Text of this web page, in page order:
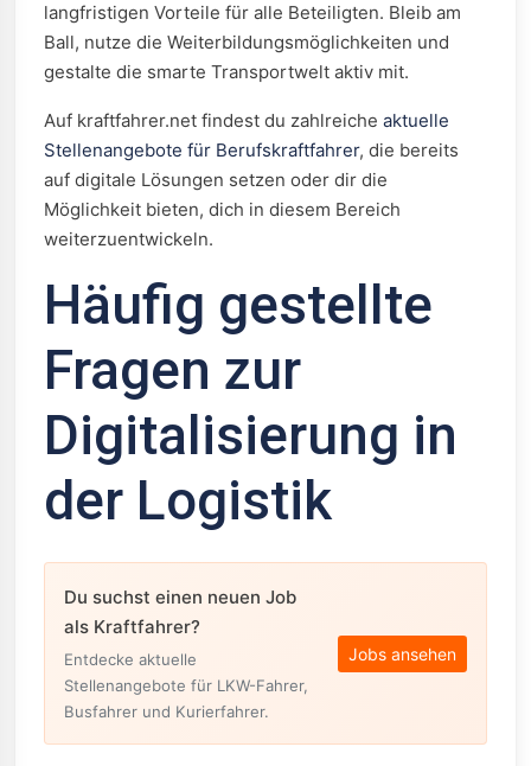
langfristigen Vorteile für alle Beteiligten. Bleib am
Ball, nutze die Weiterbildungsmöglichkeiten und
gestalte die smarte Transportwelt aktiv mit.
Auf kraftfahrer.net findest du zahlreiche aktuelle
Stellenangebote für Berufskraftfahrer, die bereits
auf digitale Lösungen setzen oder dir die
Möglichkeit bieten, dich in diesem Bereich
weiterzuentwickeln.
Häufig gestellte
Fragen zur
Digitalisierung in
der Logistik
Du suchst einen neuen Job
als Kraftfahrer?
Entdecke aktuelle
Stellenangebote für LKW-Fahrer,
Busfahrer und Kurierfahrer.
Jobs ansehen